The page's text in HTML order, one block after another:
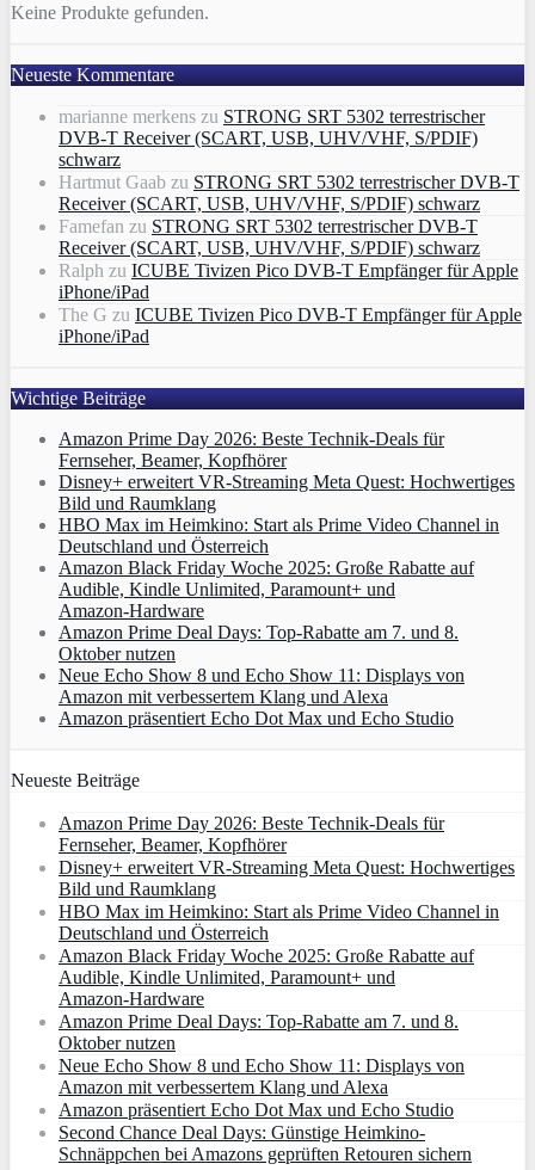
Keine Produkte gefunden.
Neueste Kommentare
marianne merkens zu STRONG SRT 5302 terrestrischer
DVB-T Receiver (SCART, USB, UHV/VHF, S/PDIF)
schwarz
Hartmut Gaab zu STRONG SRT 5302 terrestrischer DVB-T
Receiver (SCART, USB, UHV/VHF, S/PDIF) schwarz
Famefan zu STRONG SRT 5302 terrestrischer DVB-T
Receiver (SCART, USB, UHV/VHF, S/PDIF) schwarz
Ralph zu ICUBE Tivizen Pico DVB-T Empfänger für Apple
iPhone/iPad
The G zu ICUBE Tivizen Pico DVB-T Empfänger für Apple
iPhone/iPad
Wichtige Beiträge
Amazon Prime Day 2026: Beste Technik-Deals für
Fernseher, Beamer, Kopfhörer
Disney+ erweitert VR‑Streaming Meta Quest: Hochwertiges
Bild und Raumklang
HBO Max im Heimkino: Start als Prime Video Channel in
Deutschland und Österreich
Amazon Black Friday Woche 2025: Große Rabatte auf
Audible, Kindle Unlimited, Paramount+ und
Amazon‑Hardware
Amazon Prime Deal Days: Top-Rabatte am 7. und 8.
Oktober nutzen
Neue Echo Show 8 und Echo Show 11: Displays von
Amazon mit verbessertem Klang und Alexa
Amazon präsentiert Echo Dot Max und Echo Studio
Neueste Beiträge
Amazon Prime Day 2026: Beste Technik-Deals für
Fernseher, Beamer, Kopfhörer
Disney+ erweitert VR‑Streaming Meta Quest: Hochwertiges
Bild und Raumklang
HBO Max im Heimkino: Start als Prime Video Channel in
Deutschland und Österreich
Amazon Black Friday Woche 2025: Große Rabatte auf
Audible, Kindle Unlimited, Paramount+ und
Amazon‑Hardware
Amazon Prime Deal Days: Top-Rabatte am 7. und 8.
Oktober nutzen
Neue Echo Show 8 und Echo Show 11: Displays von
Amazon mit verbessertem Klang und Alexa
Amazon präsentiert Echo Dot Max und Echo Studio
Second Chance Deal Days: Günstige Heimkino-
Schnäppchen bei Amazons geprüften Retouren sichern